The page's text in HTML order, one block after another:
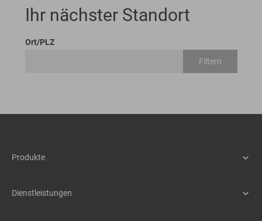
Ihr nächster Standort
Ort/PLZ
Filtern
Produkte
Assistenzsysteme
Dienstleistungen